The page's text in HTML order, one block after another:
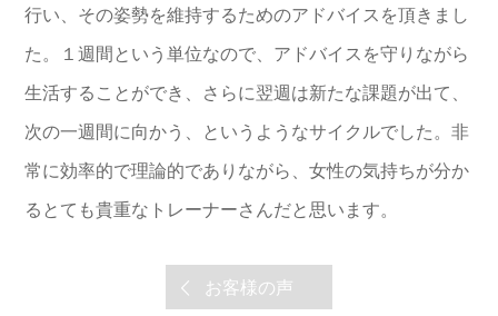
行い、その姿勢を維持するためのアドバイスを頂きまし
た。１週間という単位なので、アドバイスを守りながら
生活することができ、さらに翌週は新たな課題が出て、
次の一週間に向かう、というようなサイクルでした。非
常に効率的で理論的でありながら、女性の気持ちが分か
るとても貴重なトレーナーさんだと思います。
お客様の声